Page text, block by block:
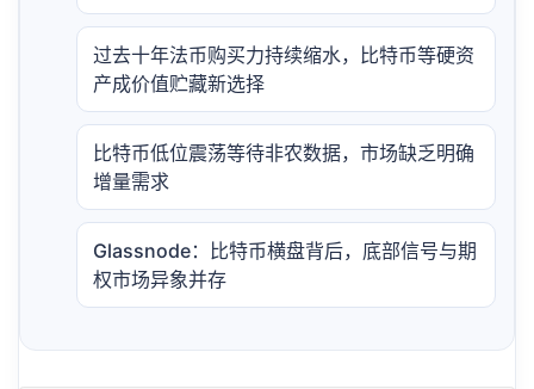
过去十年法币购买力持续缩水，比特币等硬资
产成价值贮藏新选择
比特币低位震荡等待非农数据，市场缺乏明确
增量需求
Glassnode：比特币横盘背后，底部信号与期
权市场异象并存